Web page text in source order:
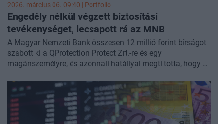
2026. március 06. 09:40 | Portfolio
Engedély nélkül végzett biztosítási
tevékenységet, lecsapott rá az MNB
A Magyar Nemzeti Bank összesen 12 millió forint bírságot
szabott ki a QProtection Protect Zrt.-re és egy
magánszemélyre, és azonnali hatállyal megtiltotta, hogy a
végezzen. Az érintettek több száz magánszeméllyel
kötöttek „készülékvédelmi, baleseti garancia”
szerződéseket, és szedtek be biztosítási díjat tőlük.